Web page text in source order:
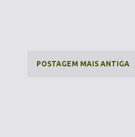
POSTAGEM MAIS ANTIGA